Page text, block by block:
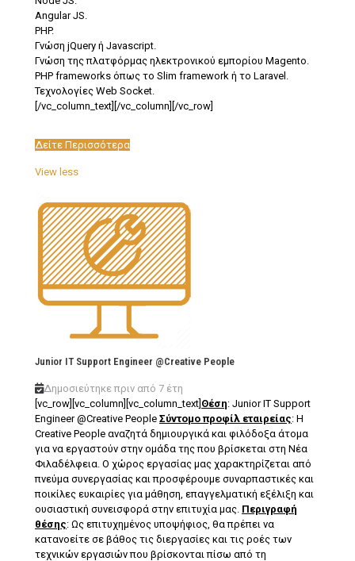
Angular JS.
PHP.
Γνώση jQuery ή Javascript.
Γνώση της πλατφόρμας ηλεκτρονικού εμπορίου Magento.
PHP frameworks όπως το Slim framework ή το Laravel.
Τεχνολογίες Web Socket.
[/vc_column_text][/vc_column][/vc_row]
Δείτε Περισσότερα
View less
Junior IT Support Engineer @Creative People
Δημοσιεύτηκε πριν από 7 έτη
[vc_row][vc_column][vc_column_text] Θέση: Junior IT Support
Engineer @Creative People Σύντομο προφίλ εταιρείας: Η
Creative People αναζητά δημιουργικά και φιλόδοξα άτομα
για να εργαστούν στην ομάδα της που βρίσκεται στη Νέα
Φιλαδέλφεια. Ο χώρος εργασίας μας χαρακτηρίζεται από
πνεύμα συνεργασίας και προσφέρουμε συναρπαστικές και
ποικίλες ευκαιρίες για μάθηση, επαγγελματική εξέλιξη και
ουσιαστική συνεισφορά στην επιτυχία μας. Περιγραφή
θέσης: Ως επιτυχημένος υποψήφιος, θα πρέπει να
κατανοείτε σε βάθος τις διεργασίες και τις ροές των
τεχνικών εργασιών που βρίσκονται πίσω από τη